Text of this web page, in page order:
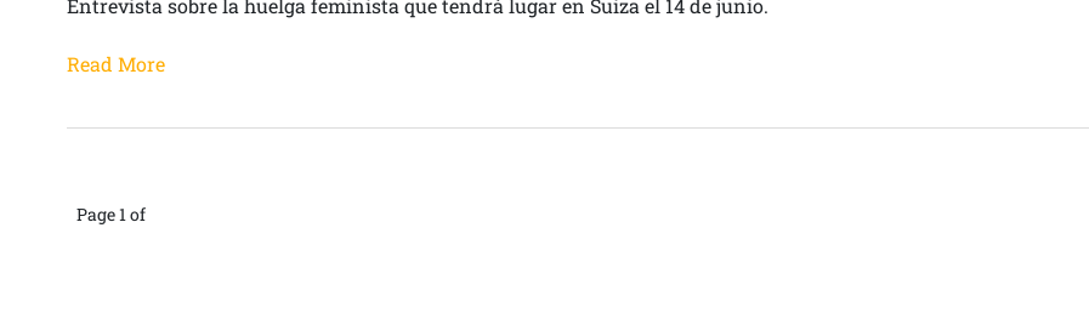
Entrevista sobre la huelga feminista que tendrá lugar en Suiza el 14 de junio.
Read More
Page 1 of